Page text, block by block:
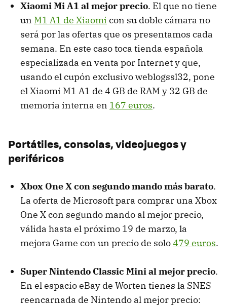
Xiaomi Mi A1 al mejor precio. El que no tiene
un M1 A1 de Xiaomi con su doble cámara no
será por las ofertas que os presentamos cada
semana. En este caso toca tienda española
especializada en venta por Internet y que,
usando el cupón exclusivo weblogssl32, pone
el Xiaomi M1 A1 de 4 GB de RAM y 32 GB de
memoria interna en 167 euros.
Portátiles, consolas, videojuegos y
periféricos
Xbox One X con segundo mando más barato.
La oferta de Microsoft para comprar una Xbox
One X con segundo mando al mejor precio,
válida hasta el próximo 19 de marzo, la
mejora Game con un precio de solo479 euros.
Super Nintendo Classic Mini al mejor precio.
En el espacio eBay de Worten tienes la SNES
reencarnada de Nintendo al mejor precio: